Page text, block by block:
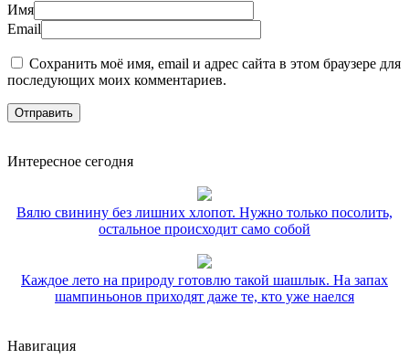
Имя
Email
Сохранить моё имя, email и адрес сайта в этом браузере для
последующих моих комментариев.
Интересное сегодня
Вялю свинину без лишних хлопот. Нужно только посолить,
остальное происходит само собой
Каждое лето на природу готовлю такой шашлык. На запах
шампиньонов приходят даже те, кто уже наелся
Навигация